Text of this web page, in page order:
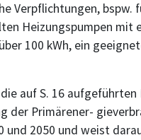
Verpflichtungen, bspw.
Heizungspumpen mit
100 kWh, ein
auf S. 16
der Primärener-
und 2050 und weist